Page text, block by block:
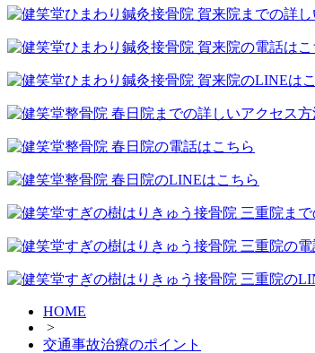
HOME
>
交通事故治療のポイント